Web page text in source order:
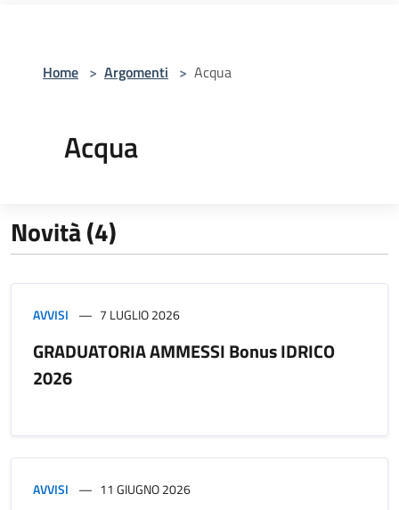
Home > Argomenti > Acqua
Acqua
Novità (4)
AVVISI 7 LUGLIO 2026
GRADUATORIA AMMESSI Bonus IDRICO
2026
AVVISI 11 GIUGNO 2026